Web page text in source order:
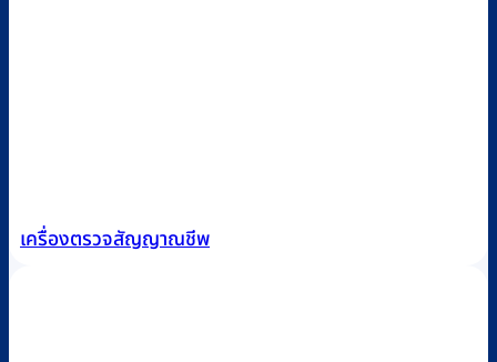
เครื่องตรวจสัญญาณชีพ